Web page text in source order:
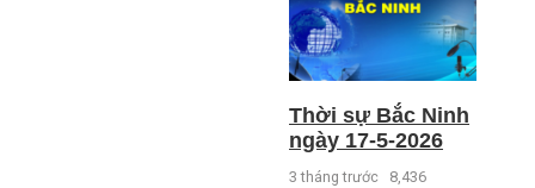
Thời sự Bắc Ninh
ngày 17-5-2026
3 tháng trước 8,436